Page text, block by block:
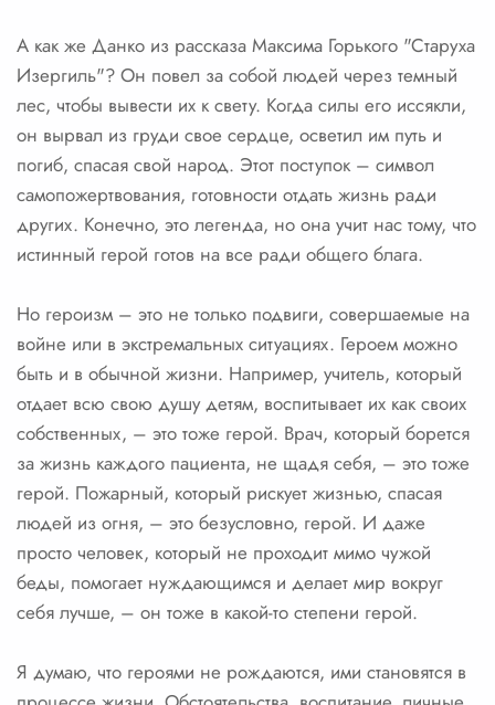
А как же Данко из рассказа Максима Горького "Старуха
Изергиль"? Он повел за собой людей через темный
лес, чтобы вывести их к свету. Когда силы его иссякли,
он вырвал из груди свое сердце, осветил им путь и
погиб, спасая свой народ. Этот поступок – символ
самопожертвования, готовности отдать жизнь ради
других. Конечно, это легенда, но она учит нас тому, что
истинный герой готов на все ради общего блага.
Но героизм – это не только подвиги, совершаемые на
войне или в экстремальных ситуациях. Героем можно
быть и в обычной жизни. Например, учитель, который
отдает всю свою душу детям, воспитывает их как своих
собственных, – это тоже герой. Врач, который борется
за жизнь каждого пациента, не щадя себя, – это тоже
герой. Пожарный, который рискует жизнью, спасая
людей из огня, – это безусловно, герой. И даже
просто человек, который не проходит мимо чужой
беды, помогает нуждающимся и делает мир вокруг
себя лучше, – он тоже в какой-то степени герой.
Я думаю, что героями не рождаются, ими становятся в